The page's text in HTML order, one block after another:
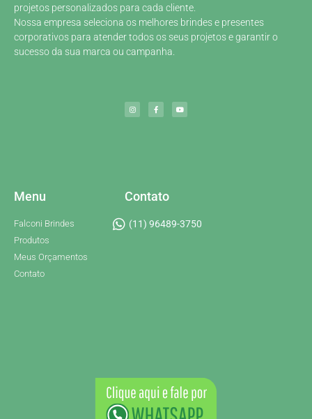
projetos personalizados para cada cliente.
Nossa empresa seleciona os melhores brindes e presentes
corporativos para atender todos os seus projetos e garantir o
sucesso da sua marca ou campanha.
Menu
Falconi Brindes
Produtos
Meus Orçamentos
Contato
Contato
(11) 96489-3750